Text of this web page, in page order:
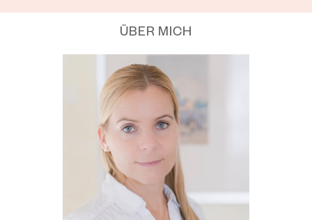
ÜBER MICH